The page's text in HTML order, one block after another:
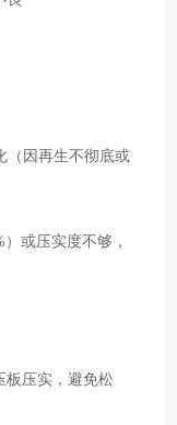
（因再生不彻底或
或压实度不够，
板压实，避免松